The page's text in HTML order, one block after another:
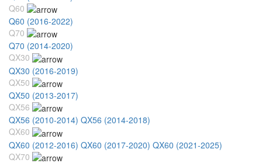
Q60
Q60 (2016-2022)
Q70
Q70 (2014-2020)
QX30
QX30 (2016-2019)
QX50
QX50 (2013-2017)
QX56
QX56 (2010-2014) QX56 (2014-2018)
QX60
QX60 (2012-2016) QX60 (2017-2020) QX60 (2021-2025)
QX70